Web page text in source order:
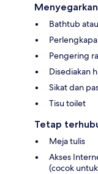
Menyegarkan
Bathtub
Pengering
Disediakan
Sikat dan
Tisu toilet
Tetap
Meja tulis
Akses
(cocok